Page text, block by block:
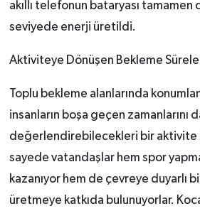
akıllı telefonun bataryası
seviyede enerji üretildi.
Aktiviteye Dönüşen Bekleme
Toplu bekleme alanlarında
insanların boşa geçen zamanlarını
değerlendirebilecekleri bir aktivite
sayede vatandaşlar hem spor yapma
kazanıyor hem de çevreye duyarlı
üretmeye katkıda bulunuyorlar.